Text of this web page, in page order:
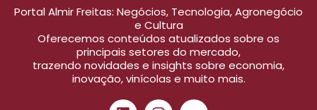
Portal Almir Freitas: Negócios, Tecnologia, Agronegócio
e Cultura
Oferecemos conteúdos atualizados sobre os
principais setores do mercado,
trazendo novidades e insights sobre economia,
inovação, vinícolas e muito mais.